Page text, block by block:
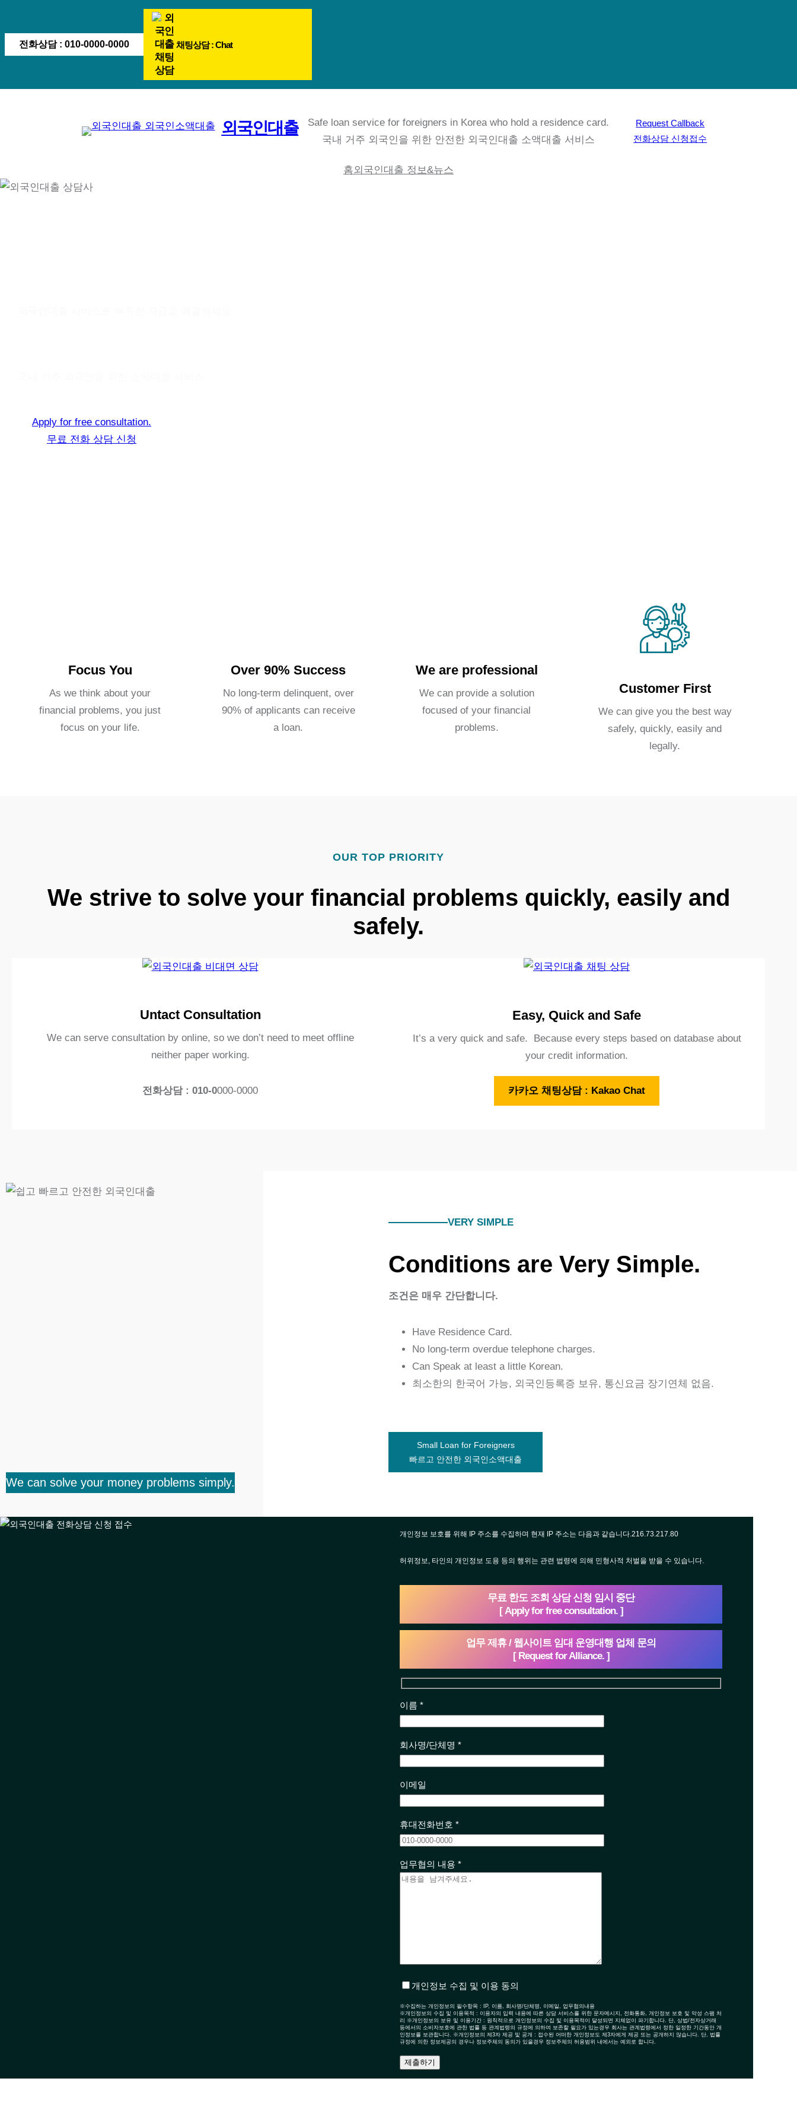
로
전화상담 : 010-0000-0000 채팅상담 : Chat
외국인대출
Safe loan service for foreigners in Korea who hold a residence card.
국내 거주 외국인을 위한 안전한 외국인대출 소액대출 서비스
Request Callback
전화상담 신청접수
홈외국인대출 정보&뉴스
Apply for free consultation.
무료 전화 상담 신청
Focus You
As we think about your
financial problems, you just
focus on your life.
Over 90% Success
No long-term delinquent, over
90% of applicants can receive
a loan.
We are professional
We can provide a solution
focused of your financial
problems.
Customer First
We can give you the best way
safely, quickly, easily and
legally.
OUR TOP PRIORITY
We strive to solve your financial problems quickly, easily and
safely.
Untact Consultation
We can serve consultation by online, so we don’t need to meet offline
neither paper working.
전화상담 : 010-0000-0000
Easy, Quick and Safe
It’s a very quick and safe. Because every steps based on database about
your credit information.
카카오 채팅상담 : Kakao Chat
We can solve your money problems simply.
VERY SIMPLE
Conditions are Very Simple.
조건은 매우 간단합니다.
Have Residence Card.
No long-term overdue telephone charges.
Can Speak at least a little Korean.
최소한의 한국어 가능, 외국인등록증 보유, 통신요금 장기연체 없음.
Small Loan for Foreigners
빠르고 안전한 외국인소액대출
개인정보 보호를 위해 IP 주소를 수집하며 현재 IP 주소는 다음과 같습니다.216.73.217.80
허위정보, 타인의 개인정보 도용 등의 행위는 관련 법령에 의해 민형사적 처벌을 받을 수 있습니다.
무료 한도 조회 상담 신청 임시 중단
[ Apply for free consultation. ]
업무 제휴 / 웹사이트 임대 운영대행 업체 문의
[ Request for Alliance. ]
이름 *
회사명/단체명 *
이메일
휴대전화번호 *
업무협의 내용 *
개인정보 수집 및 이용 동의
※수집하는 개인정보의 필수항목 : IP, 이름, 회사명/단체명, 이메일, 업무협의내용
※개인정보의 수집 및 이용목적 : 이용자의 입력 내용에 따른 상담 서비스를 위한 문자메시지, 전화통화, 개인정보 보호 및 악성 스팸 처
리 ※개인정보의 보유 및 이용기간 : 원칙적으로 개인정보의 수집 및 이용목적이 달성되면 지체없이 파기합니다. 단, 상법/전자상거래
등에서의 소비자보호에 관한 법률 등 관계법령의 규정에 의하여 보존할 필요가 있는경우 회사는 관계법령에서 정한 일정한 기간동안 개
인정보를 보관합니다. ※개인정보의 제3자 제공 및 공개 : 접수된 어떠한 개인정보도 제3자에게 제공 또는 공개하지 않습니다. 단, 법률
규정에 의한 정보제공의 경우나 정보주체의 동의가 있을경우 정보주체의 허용범위 내에서는 예외로 합니다.